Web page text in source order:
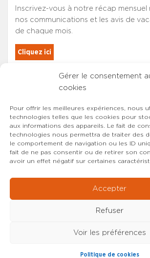
Gérer le consentement
cookies
Pour offrir les meilleures expériences, nous
technologies telles que les cookies pour
aux informations des appareils. Le fait de
technologies nous permettra de traiter des
le comportement de navigation ou les ID
fait de ne pas consentir ou de retirer son
avoir un effet négatif sur certaines
Accepter
Refuser
Voir les préférences
Politique de cookies
Inscrivez-vous à notre récap
nos communications et les avis de
de chaque mois.
Cliquez ici
Les adhérents du SYNCASS-CFDT
sont automatiquement inscrits.